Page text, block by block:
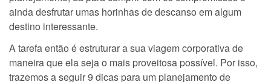
ainda desfrutar umas horinhas de descanso em algum
destino interessante.
A tarefa então é estruturar a sua viagem corporativa de
maneira que ela seja o mais proveitosa possível. Por isso,
trazemos a seguir 9 dicas para um planejamento de